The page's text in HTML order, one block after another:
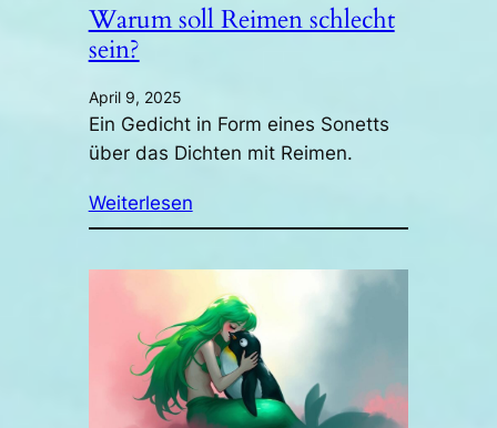
Warum soll Reimen schlecht
sein?
April 9, 2025
Ein Gedicht in Form eines Sonetts
über das Dichten mit Reimen.
Weiterlesen